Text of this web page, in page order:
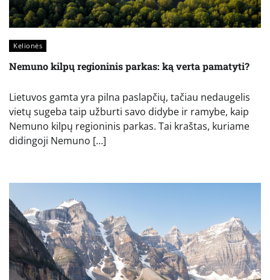
Kelionės
Nemuno kilpų regioninis parkas: ką verta pamatyti?
Lietuvos gamta yra pilna paslapčių, tačiau nedaugelis
vietų sugeba taip užburti savo didybe ir ramybe, kaip
Nemuno kilpų regioninis parkas. Tai kraštas, kuriame
didingoji Nemuno […]